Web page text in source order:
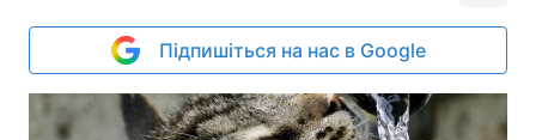
Підпишіться на нас в Google